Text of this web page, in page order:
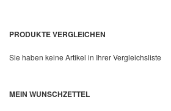
Quickview
PRODUKTE VERGLEICHEN
Sie haben keine Artikel in Ihrer Vergleichsliste
MEIN WUNSCHZETTEL